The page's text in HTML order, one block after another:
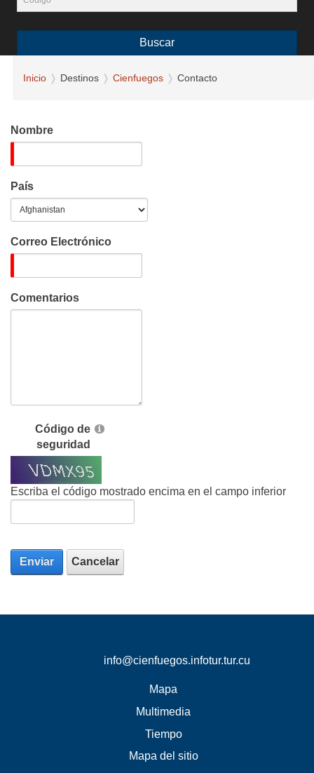
Buscar
Inicio Destinos Cienfuegos Contacto
Nombre
País
Correo Electrónico
Comentarios
Código de
seguridad
Escriba el código mostrado encima en el campo inferior
Enviar Cancelar
info@cienfuegos.infotur.tur.cu
Mapa
Multimedia
Tiempo
Mapa del sitio